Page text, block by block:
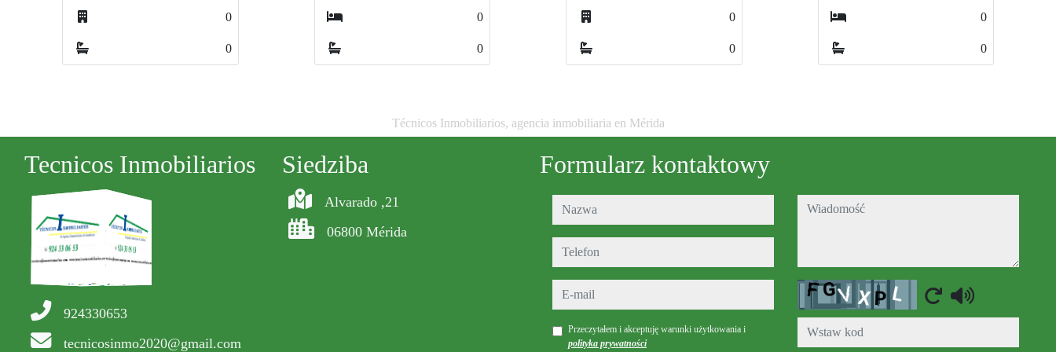
0
0
0
0
0
0
0
0
0 0
Técnicos Inmobiliarios, agencia inmobiliaria en Mérida
Tecnicos Inmobiliarios
924330653
tecnicosinmo2020@gmail.com
Siedziba
Alvarado ,21
06800 Mérida
Formularz kontaktowy
nazwa
telefon
e-mail
Przeczytałem i akceptuję warunki użytkowania i
polityka prywatności
wiadomość
Captcha